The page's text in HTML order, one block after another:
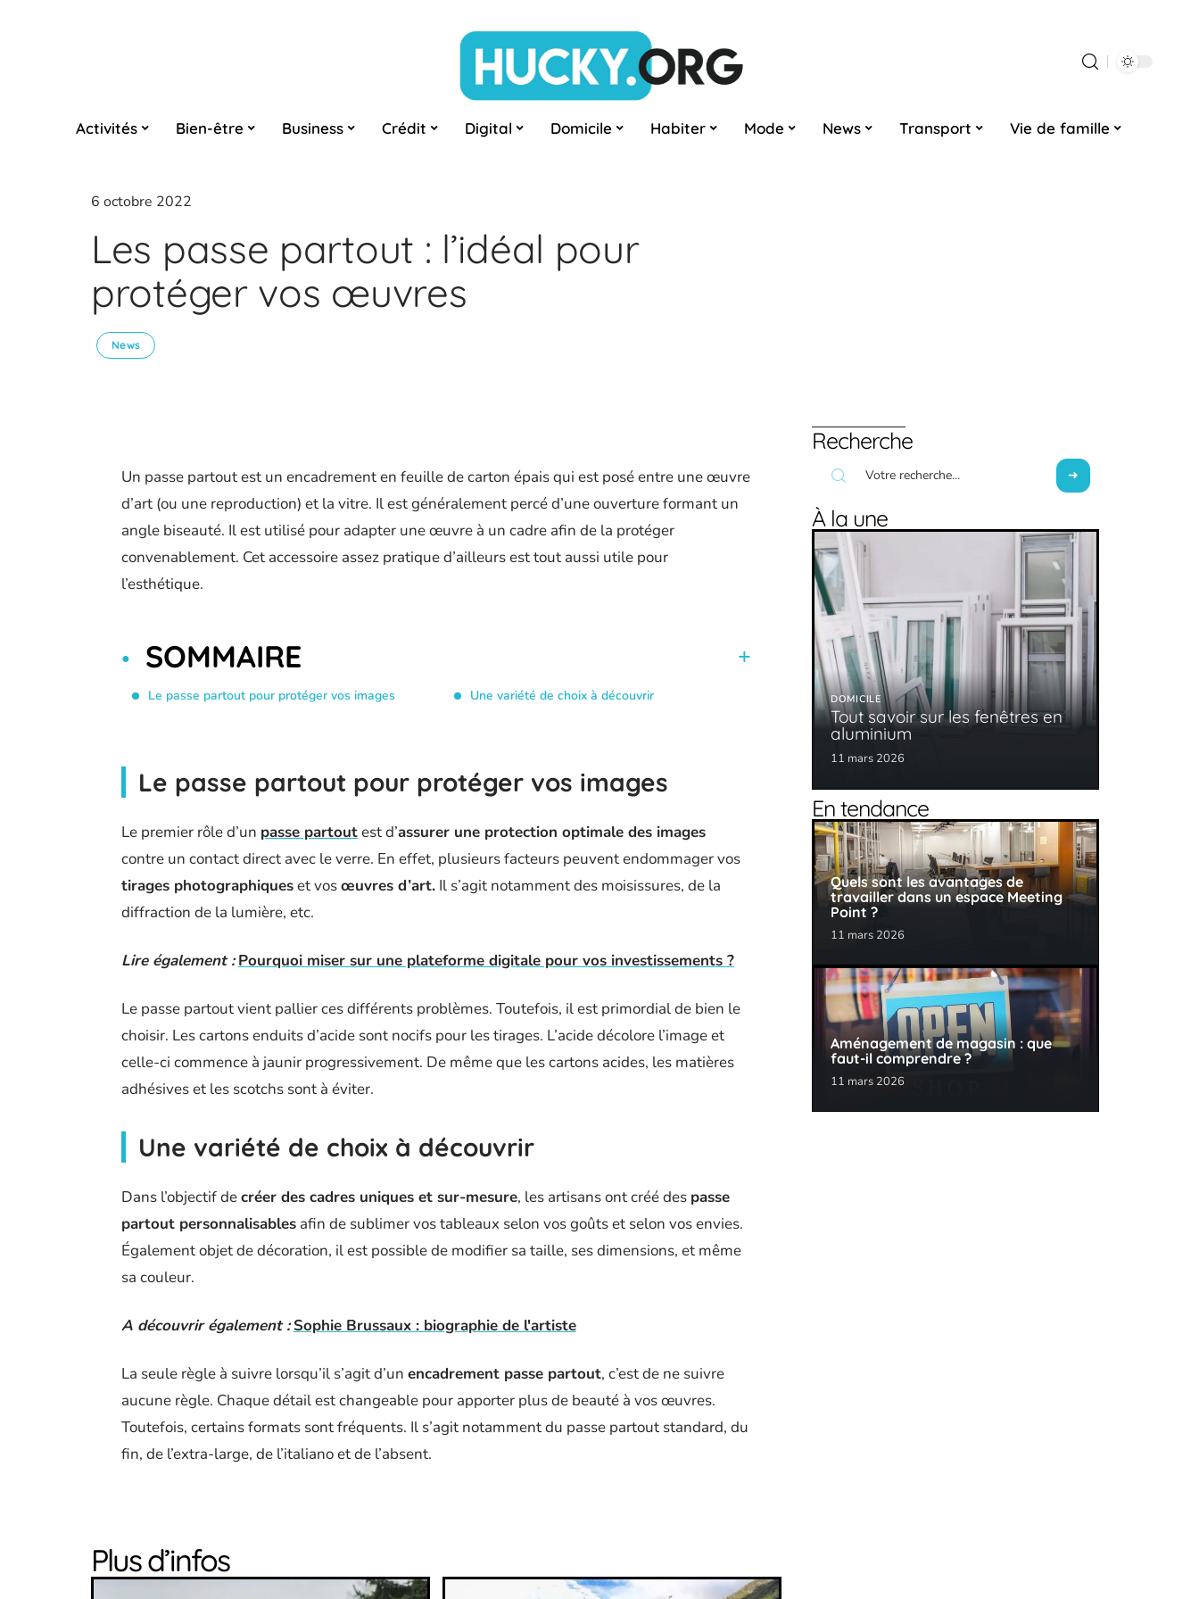
Activités Bien-être Business Crédit Digital Domicile Habiter Mode News Transport Vie de famille
6 octobre 2022
Les passe partout : l’idéal pour
protéger vos œuvres
News
Un passe partout est un encadrement en feuille de carton épais qui est posé entre une œuvre
d’art (ou une reproduction) et la vitre. Il est généralement percé d’une ouverture formant un
angle biseauté. Il est utilisé pour adapter une œuvre à un cadre afin de la protéger
convenablement. Cet accessoire assez pratique d’ailleurs est tout aussi utile pour
l’esthétique.
SOMMAIRE
Le passe partout pour protéger vos images Une variété de choix à découvrir
Le passe partout pour protéger vos images
Le premier rôle d’un passe partoutest d’assurer une protection optimale des images
contre un contact direct avec le verre. En effet, plusieurs facteurs peuvent endommager vos
tirages photographiqueset vosœuvres d’art. Il s’agit notamment des moisissures, de la
diffraction de la lumière, etc.
Lire également : Pourquoi miser sur une plateforme digitale pour vos investissements ?
Le passe partout vient pallier ces différents problèmes. Toutefois, il est primordial de bien le
choisir. Les cartons enduits d’acide sont nocifs pour les tirages. L’acide décolore l’image et
celle-ci commence à jaunir progressivement. De même que les cartons acides, les matières
adhésives et les scotchs sont à éviter.
Une variété de choix à découvrir
Dans l’objectif decréer des cadres uniques et sur-mesure, les artisans ont créé des passe
partout personnalisables afin de sublimer vos tableaux selon vos goûts et selon vos envies.
Également objet de décoration, il est possible de modifier sa taille, ses dimensions, et même
sa couleur.
A découvrir également : Sophie Brussaux : biographie de l'artiste
La seule règle à suivre lorsqu’il s’agit d’un encadrement passe partout, c’est de ne suivre
aucune règle. Chaque détail est changeable pour apporter plus de beauté à vos œuvres.
Toutefois, certains formats sont fréquents. Il s’agit notamment du passe partout standard, du
fin, de l’extra-large, de l’italiano et de l’absent.
Plus d’infos
Recherche
À la une
DOMICILE
Tout savoir sur les fenêtres en
aluminium
11 mars 2026
En tendance
Quels sont les avantages de
travailler dans un espace Meeting
Point ?
11 mars 2026
Aménagement de magasin : que
faut-il comprendre ?
11 mars 2026